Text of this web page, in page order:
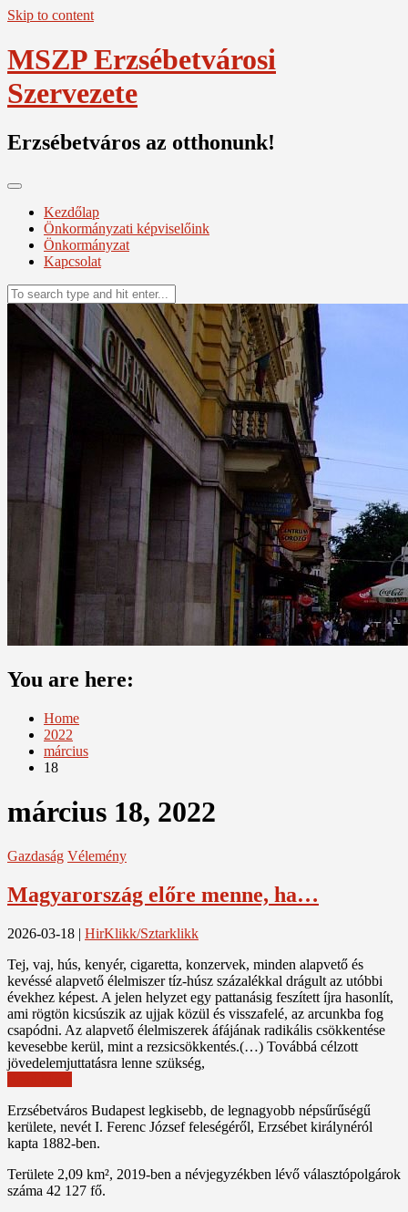
Skip to content
MSZP Erzsébetvárosi
Szervezete
Erzsébetváros az otthonunk!
Kezdőlap
Önkormányzati képviselőink
Önkormányzat
Kapcsolat
You are here:
Home
2022
március
18
március 18, 2022
Gazdaság Vélemény
Magyarország előre menne, ha…
2026-03-18 | HirKlikk/Sztarklikk
Tej, vaj, hús, kenyér, cigaretta, konzervek, minden alapvető és
kevéssé alapvető élelmiszer tíz-húsz százalékkal drágult az utóbbi
évekhez képest. A jelen helyzet egy pattanásig feszített íjra hasonlít,
ami rögtön kicsúszik az ujjak közül és visszafelé, az arcunkba fog
csapódni. Az alapvető élelmiszerek áfájának radikális csökkentése
kevesebbe kerül, mint a rezsicsökkentés.(…) Továbbá célzott
jövedelemjuttatásra lenne szükség,
Erzsébetváros Budapest legkisebb, de legnagyobb népsűrűségű
kerülete, nevét I. Ferenc József feleségéről, Erzsébet királynéról
kapta 1882-ben.
Területe 2,09 km², 2019-ben a névjegyzékben lévő választópolgárok
száma 42 127 fő.